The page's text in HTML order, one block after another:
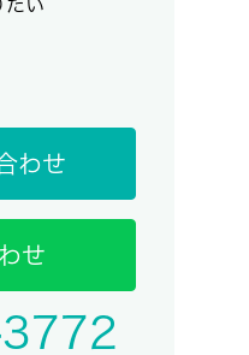
たい
わせ
せ